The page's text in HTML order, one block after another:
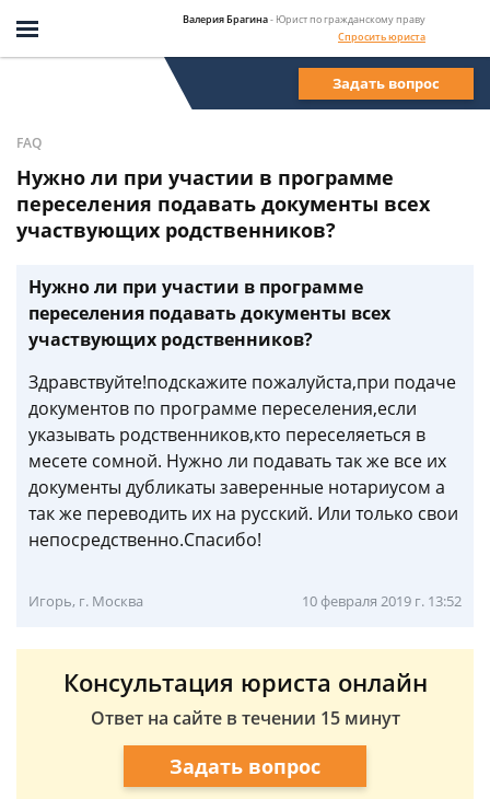
Валерия Брагина- Юрист по гражданскому праву
Спросить юриста
Задать вопрос
FAQ
Нужно ли при участии в программе
переселения подавать документы всех
участвующих родственников?
Нужно ли при участии в программе
переселения подавать документы всех
участвующих родственников?
Здравствуйте!подскажите пожалуйста,при подаче
документов по программе переселения,если
указывать родственников,кто переселяеться в
месете сомной. Нужно ли подавать так же все их
документы дубликаты заверенные нотариусом а
так же переводить их на русский. Или только свои
непосредственно.Спасибо!
Игорь, г. Москва 10 февраля 2019 г. 13:52
Консультация юриста онлайн
Ответ на сайте в течении 15 минут
Задать вопрос